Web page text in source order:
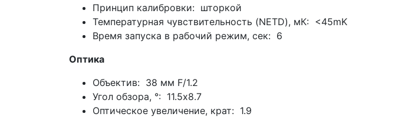
Принцип калибровки: шторкой
Температурная чувствительность (NETD), мК: <45mK
Время запуска в рабочий режим, сек: 6
Оптика
Объектив: 38 мм F/1.2
Угол обзора, °: 11.5х8.7
Оптическое увеличение, крат: 1.9